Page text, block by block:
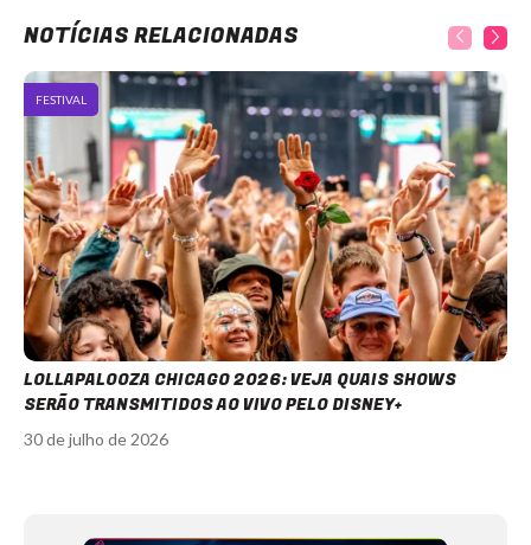
NOTÍCIAS RELACIONADAS
FESTIVAL
LOLLAPALOOZA CHICAGO 2026: VEJA QUAIS SHOWS
SERÃO TRANSMITIDOS AO VIVO PELO DISNEY+
30 de julho de 2026